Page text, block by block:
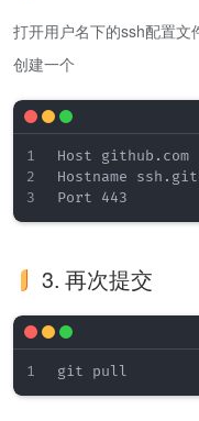
打开用户名下的ssh配置文
创建一个
Host github.com
Hostname
3. 再次提交